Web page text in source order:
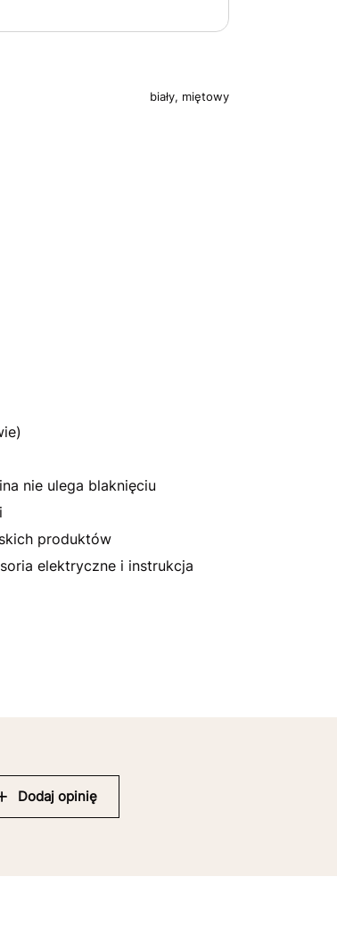
biały, miętowy
nie ulega blaknięciu
produktów
elektryczne i instrukcja
Dodaj opinię